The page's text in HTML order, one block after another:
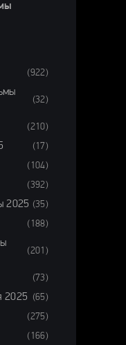
(922)
(32)
(210)
(17)
(104)
(392)
2025 (35)
(188)
(201)
(73)
2025 (65)
(275)
(166)